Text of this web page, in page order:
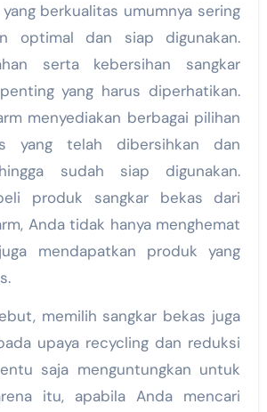
berkualitas umumnya sering
optimal dan siap digunakan.
serta kebersihan sangkar
yang harus diperhatikan.
menyediakan berbagai pilihan
yang telah dibersihkan dan
sudah siap digunakan.
produk sangkar bekas dari
Anda tidak hanya menghemat
mendapatkan produk yang
memilih sangkar bekas juga
upaya recycling dan reduksi
saja menguntungkan untuk
itu, apabila Anda mencari